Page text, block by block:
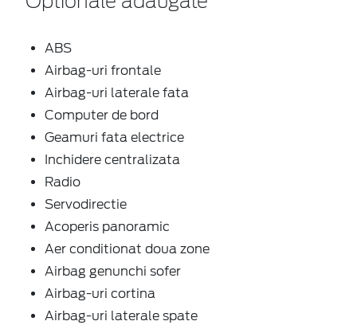
ABS
Airbag-uri frontale
Airbag-uri laterale fata
Computer de bord
Geamuri fata electrice
Inchidere centralizata
Radio
Servodirectie
Acoperis panoramic
Aer conditionat doua zone
Airbag genunchi sofer
Airbag-uri cortina
Airbag-uri laterale spate